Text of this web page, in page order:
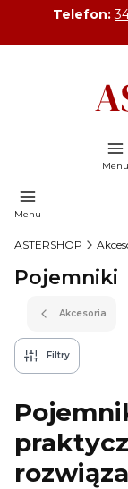
Telefon:
Menu
Menu
ASTERSHOP
Pojemniki
Akcesoria
Filtry